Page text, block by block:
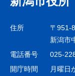
ビ
ゲ
シ
ョ
住所
〒951-
新潟市
電話番号
025-
開庁時間
月曜日